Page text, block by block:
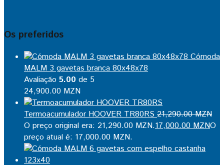
Os preferidos
Cómoda
MALM 3 gavetas branca 80x48x78
Avaliação 5.00 de 5
24,900.00 MZN
Termoacumulador HOOVER TR80RS 21,290.00MZN
O preço original era: 21,290.00 MZN.17,000.00MZNO
preço atual é: 17,000.00 MZN.